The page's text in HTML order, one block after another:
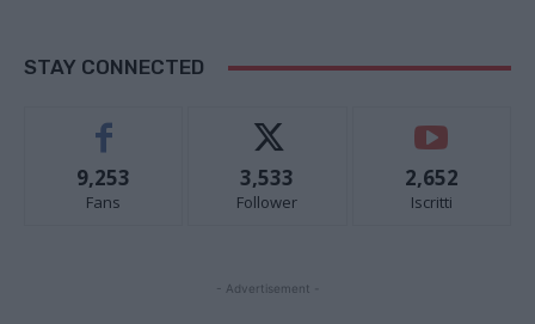
STAY CONNECTED
9,253
Fans
3,533
Follower
2,652
Iscritti
- Advertisement -